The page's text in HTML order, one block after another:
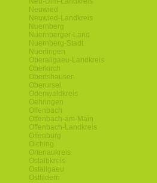
Neuwied
Neuwied-Landkreis
Nuernberg
Nuernberger-Land
Nuernberg-Stadt
Nuertingen
Oberallgaeu-Landkreis
Oberkirch
Obertshausen
Oberursel
Odenwaldkreis
Oehringen
Offenbach
Offenbach-am-Main
Offenbach-Landkreis
Offenburg
Olching
Ortenaukreis
Ostalbkreis
Ostallgaeu
Ostfildern